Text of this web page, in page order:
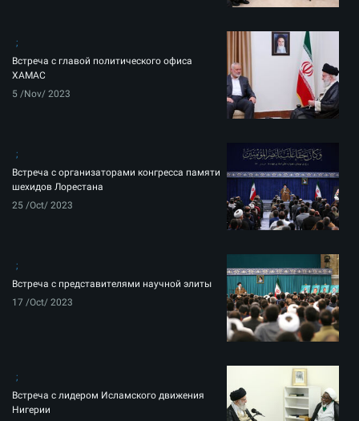
Встреча с главой политического офиса
ХАМАС
5 /Nov/ 2023
Встреча с организаторами конгресса памяти
шехидов Лорестана
25 /Oct/ 2023
Встреча с представителями научной элиты
17 /Oct/ 2023
Встреча с лидером Исламского движения
Нигерии